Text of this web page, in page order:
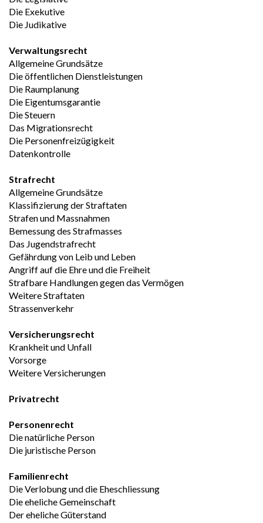
Die Exekutive
Die Judikative
Verwaltungsrecht
Allgemeine Grundsätze
Die öffentlichen Dienstleistungen
Die Raumplanung
Die Eigentumsgarantie
Die Steuern
Das Migrationsrecht
Die Personenfreizügigkeit
Datenkontrolle
Strafrecht
Allgemeine Grundsätze
Klassifizierung der Straftaten
Strafen und Massnahmen
Bemessung des Strafmasses
Das Jugendstrafrecht
Gefährdung von Leib und Leben
Angriff auf die Ehre und die Freiheit
Strafbare Handlungen gegen das Vermögen
Versicherungsrecht
Krankheit und Unfall
Vorsorge
Weitere Versicherungen
Privatrecht
Personenrecht
Die natürliche Person
Die juristische Person
Familienrecht
Die Verlobung und die Eheschliessung
Die eheliche Gemeinschaft
Der eheliche Güterstand